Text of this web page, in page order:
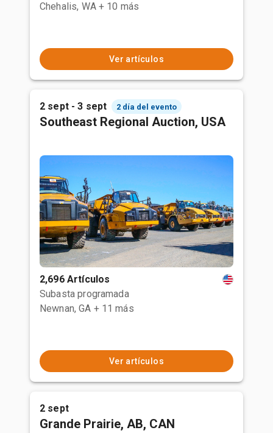
Chehalis, WA + 10 más
Ver artículos
2 sept - 3 sept 2 día del evento
Southeast Regional Auction, USA
2,696 Artículos
Subasta programada
Newnan, GA + 11 más
Ver artículos
2 sept
Grande Prairie, AB, CAN